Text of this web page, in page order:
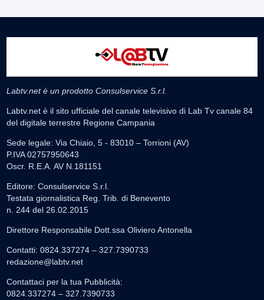
Labtv.net è un prodotto Consulservice S.r.l.
Labtv.net è il sito ufficiale del canale televisivo di Lab Tv canale 84
del digitale terrestre Regione Campania
Sede legale: Via Chiaio, 5 - 83010 – Torrioni (AV)
P.IVA 02757950643
Oscr. R.E.A. AV N.181151
Editore: Consulservice S.r.l.
Testata giornalistica Reg. Trib. di Benevento
n. 244 del 26.02.2015
Direttore Responsabile Dott.ssa Oliviero Antonella
Contatti: 0824.337274 – 327.7390733
redazione@labtv.net
Contattaci per la tua Pubblicità:
0824.337274 – 327.7390733